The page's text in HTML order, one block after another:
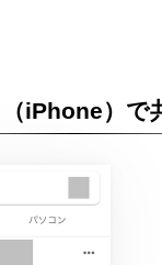
iPhone）で